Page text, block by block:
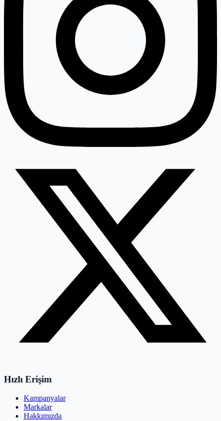
Hızlı Erişim
Kampanyalar
Markalar
Hakkımızda